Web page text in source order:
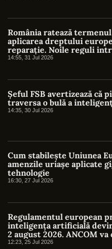
România ratează
aplicarea dreptului
reparație. Noile reguli
UE, dar lipsesc din
14:55, 31 Jul 2026
Șeful FSB avertizează că
traversa o bulă a
14:35, 30 Jul 2026
Cum stabilește Uniunea
amenzile uriașe aplicate
tehnologie
16:30, 27 Jul 2026
Regulamentul european
inteligența artificială
2 august 2026. ANCOM va
supravegherea în România
12:23, 25 Jul 2026